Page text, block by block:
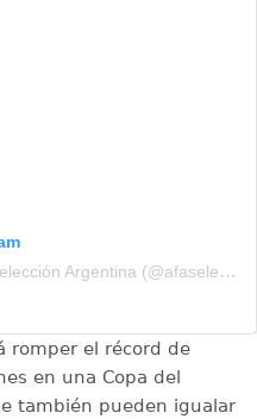
Una publicación compartida por Selección Argentina (@afaseleccion)
romper el récord de
en una Copa del
también pueden igualar